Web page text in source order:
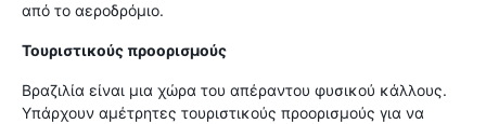
από το αεροδρόμιο.
Τουριστικούς προορισμούς
Βραζιλία είναι μια χώρα του απέραντου φυσικού κάλλους.
Υπάρχουν αμέτρητες τουριστικούς προορισμούς για να